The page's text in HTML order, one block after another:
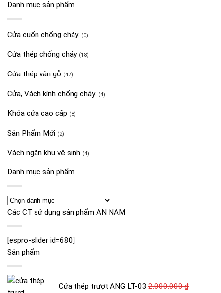
Danh mục sản phẩm
Cửa cuốn chống cháy. (0)
Cửa thép chống cháy (18)
Cửa thép vân gỗ (47)
Cửa, Vách kính chống cháy. (4)
Khóa cửa cao cấp (8)
Sản Phẩm Mới (2)
Vách ngăn khu vệ sinh (4)
Danh mục sản phẩm
Các CT sử dụng sản phẩm AN NAM
[espro-slider id=680]
Sản phẩm
Cửa thép trượt ANG LT-03 2.000.000₫